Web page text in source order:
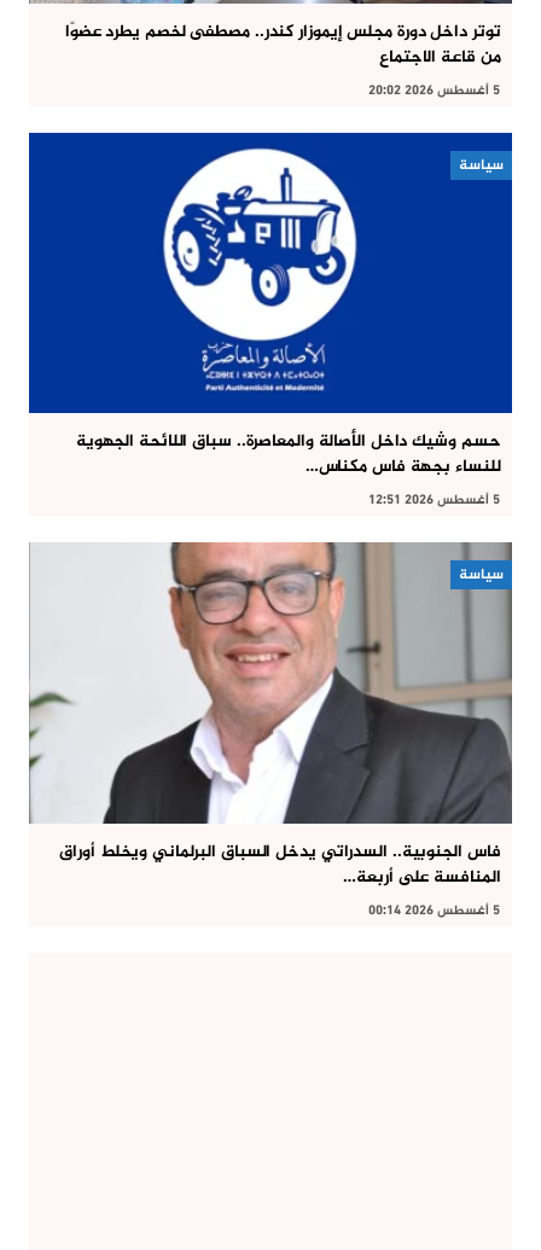
توتر داخل دورة مجلس إيموزار كندر.. مصطفى لخصم يطرد عضوًا
من قاعة الاجتماع
5 أغسطس 2026 20:02
سياسة
حسم وشيك داخل الأصالة والمعاصرة.. سباق اللائحة الجهوية
للنساء بجهة فاس مكناس…
5 أغسطس 2026 12:51
سياسة
فاس الجنوبية.. السدراتي يدخل السباق البرلماني ويخلط أوراق
المنافسة على أربعة…
5 أغسطس 2026 00:14